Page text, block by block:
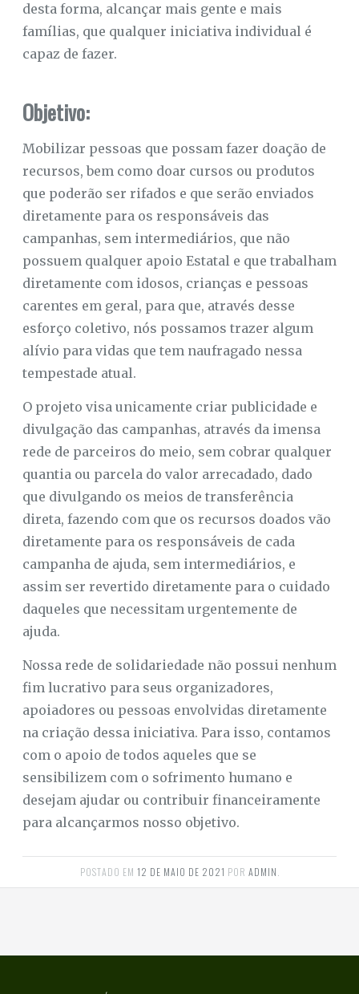
desta forma, alcançar mais gente e mais
famílias, que qualquer iniciativa individual é
capaz de fazer.
Objetivo:
Mobilizar pessoas que possam fazer doação de
recursos, bem como doar cursos ou produtos
que poderão ser rifados e que serão enviados
diretamente para os responsáveis das
campanhas, sem intermediários, que não
possuem qualquer apoio Estatal e que trabalham
diretamente com idosos, crianças e pessoas
carentes em geral, para que, através desse
esforço coletivo, nós possamos trazer algum
alívio para vidas que tem naufragado nessa
tempestade atual.
O projeto visa unicamente criar publicidade e
divulgação das campanhas, através da imensa
rede de parceiros do meio, sem cobrar qualquer
quantia ou parcela do valor arrecadado, dado
que divulgando os meios de transferência
direta, fazendo com que os recursos doados vão
diretamente para os responsáveis de cada
campanha de ajuda, sem intermediários, e
assim ser revertido diretamente para o cuidado
daqueles que necessitam urgentemente de
ajuda.
Nossa rede de solidariedade não possui nenhum
fim lucrativo para seus organizadores,
apoiadores ou pessoas envolvidas diretamente
na criação dessa iniciativa. Para isso, contamos
com o apoio de todos aqueles que se
sensibilizem com o sofrimento humano e
desejam ajudar ou contribuir financeiramente
para alcançarmos nosso objetivo.
POSTADO EM 12 DE MAIO DE 2021 POR ADMIN